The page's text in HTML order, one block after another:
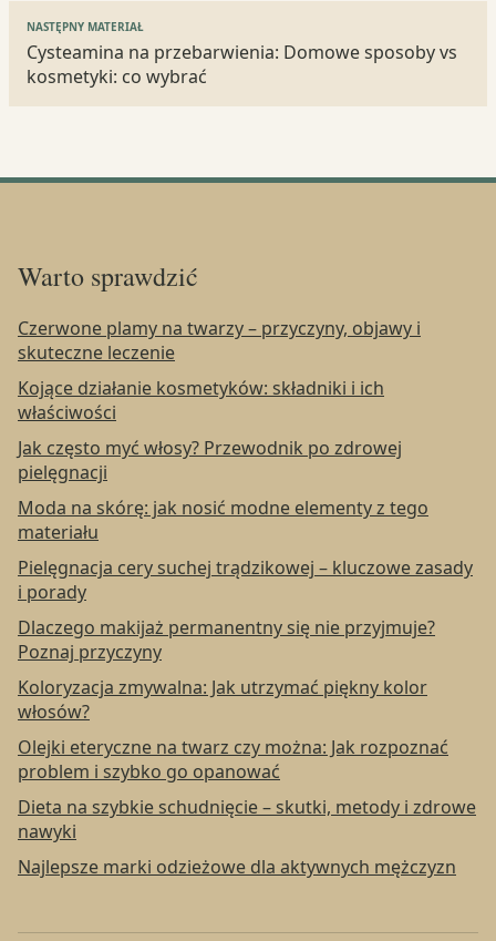
NASTĘPNY MATERIAŁ
Cysteamina na przebarwienia: Domowe sposoby vs
kosmetyki: co wybrać
Warto sprawdzić
Czerwone plamy na twarzy – przyczyny, objawy i
skuteczne leczenie
Kojące działanie kosmetyków: składniki i ich
właściwości
Jak często myć włosy? Przewodnik po zdrowej
pielęgnacji
Moda na skórę: jak nosić modne elementy z tego
materiału
Pielęgnacja cery suchej trądzikowej – kluczowe zasady
i porady
Dlaczego makijaż permanentny się nie przyjmuje?
Poznaj przyczyny
Koloryzacja zmywalna: Jak utrzymać piękny kolor
włosów?
Olejki eteryczne na twarz czy można: Jak rozpoznać
problem i szybko go opanować
Dieta na szybkie schudnięcie – skutki, metody i zdrowe
nawyki
Najlepsze marki odzieżowe dla aktywnych mężczyzn